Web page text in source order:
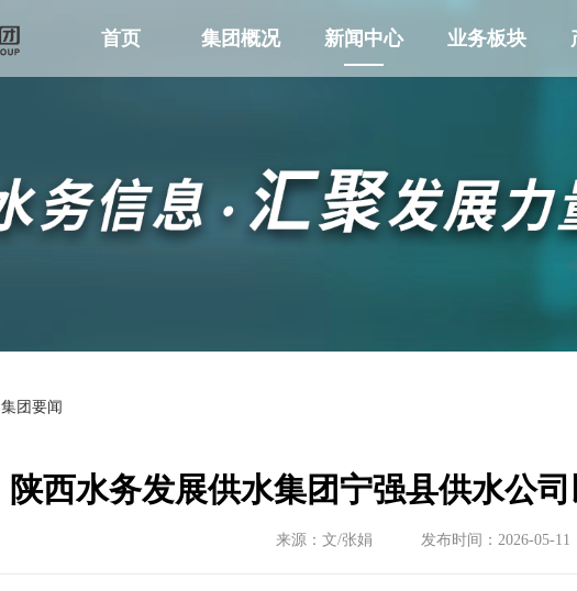
首页 集团概况 新闻中心 业务板块
集团要闻
陕西水务发展供水集团宁强县供水公
来源：​文/张娟 发布时间：2026-05-11